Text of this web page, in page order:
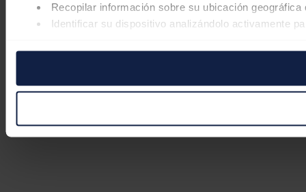
Recopilar información sobre su ubicación
Identificar su dispositivo analizándolo activamente
Las cookies de este sitio web se usan para personalizar el
pueden combinarla con otra información que les haya